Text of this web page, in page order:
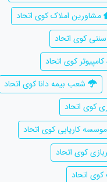
مشاورین املاک کوی اتحاد
کوی اتحاد
کوی اتحاد
شعب بیمه دانا کوی اتحاد
کوی اتحاد
موسسه کاریابی کوی اتحاد
کوی اتحاد
اتحاد